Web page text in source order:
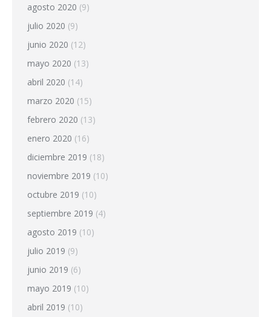
agosto 2020 (9)
julio 2020 (9)
junio 2020 (12)
mayo 2020 (13)
abril 2020 (14)
marzo 2020 (15)
febrero 2020 (13)
enero 2020 (16)
diciembre 2019 (18)
noviembre 2019 (10)
octubre 2019 (10)
septiembre 2019 (4)
agosto 2019 (10)
julio 2019 (9)
junio 2019 (6)
mayo 2019 (10)
abril 2019 (10)